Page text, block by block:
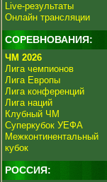
Live-результаты
Онлайн трансляции
СОРЕВНОВАНИЯ:
ЧМ 2026
Лига чемпионов
Лига Европы
Лига конференций
Лига наций
Клубный ЧМ
Суперкубок УЕФА
Межконтинентальный
кубок
РОССИЯ: